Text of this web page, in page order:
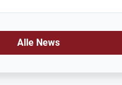
Alle News